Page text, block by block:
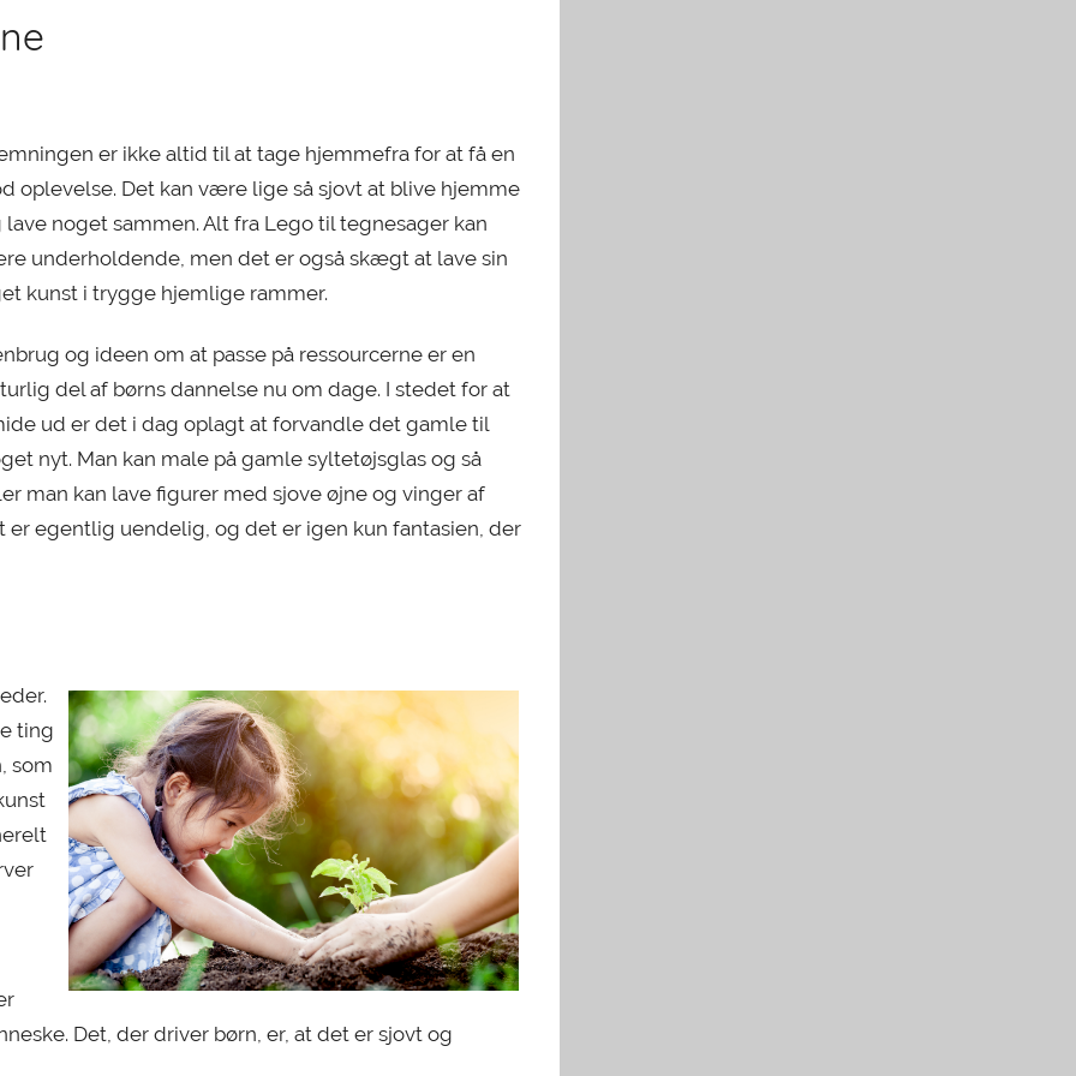
er ikke altid til at tage hjemmefra for at få en
oplevelse. Det kan være lige så sjovt at blive hjemme
lave noget sammen. Alt fra Lego til tegnesager kan
underholdende, men det er også skægt at lave sin
kunst i trygge hjemlige rammer.
og ideen om at passe på ressourcerne er en
del af børns dannelse nu om dage. I stedet for at
ud er det i dag oplagt at forvandle det gamle til
nyt. Man kan male på gamle syltetøjsglas og så
man kan lave figurer med sjove øjne og vinger af
egentlig uendelig, og det er igen kun fantasien, der
ting
som
Det, der driver børn, er, at det er sjovt og